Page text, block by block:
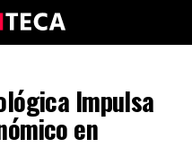
Impulsa
en